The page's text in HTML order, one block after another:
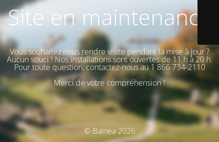
Site en maintenance
Vous souhaitez nous rendre visite pendant la mise à jour ?
Aucun souci ! Nos installations sont ouvertes de 11 h à 20 h.
Pour toute question, contactez-nous au 1 866 734-2110
Merci de votre compréhension !
© Balnea 2026